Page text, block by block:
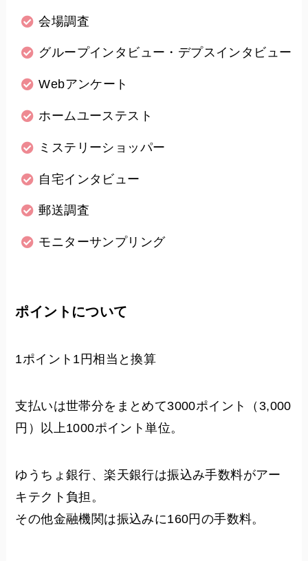
会場調査
グループインタビュー・デプスインタビュー
Webアンケート
ホームユーステスト
ミステリーショッパー
自宅インタビュー
郵送調査
モニターサンプリング
ポイントについて
1ポイント1円相当と換算
支払いは世帯分をまとめて3000ポイント（3,000
円）以上1000ポイント単位。
ゆうちょ銀行、楽天銀行は振込み手数料がアー
キテクト負担。
その他金融機関は振込みに160円の手数料。